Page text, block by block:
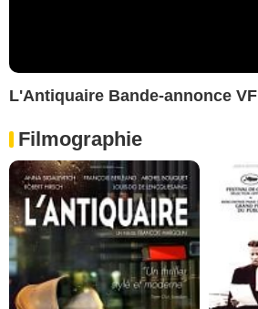
L'Antiquaire Bande-annonce VF
Filmographie